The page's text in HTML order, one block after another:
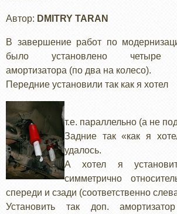
Автор: DMITRY TARAN
В завершение работ по
было установлено четыре
амортизатора (по два на колесо).
Передние установили так как я хотел
т.е. параллельно (а не
Задние так «как я
удалось.
А хотел я
симметрично
спереди и сзади (соответственно
Установить так доп.